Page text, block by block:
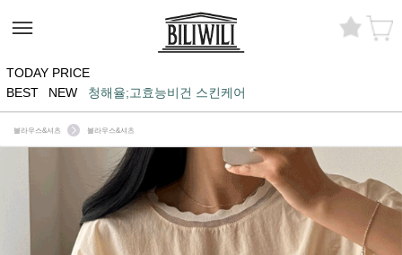
TODAY PRICE
BEST
NEW 청해율;고효능비건 스킨케어
블라우스&셔츠 블라우스&셔츠